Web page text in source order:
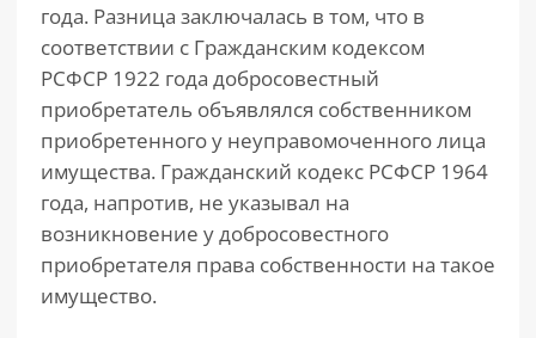
года. Разница заключалась в том, что в
соответствии с Гражданским кодексом
РСФСР 1922 года добросовестный
приобретатель объявлялся собственником
приобретенного у неуправомоченного лица
имущества. Гражданский кодекс РСФСР 1964
года, напротив, не указывал на
возникновение у добросовестного
приобретателя права собственности на такое
имущество.